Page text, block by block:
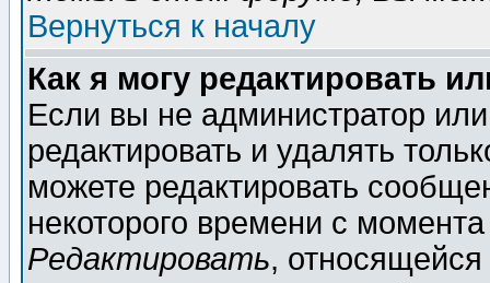
Вернуться к началу
Как я могу редактировать
Если вы не администратор
редактировать и удалять
можете редактировать
некоторого времени с
Редактировать,